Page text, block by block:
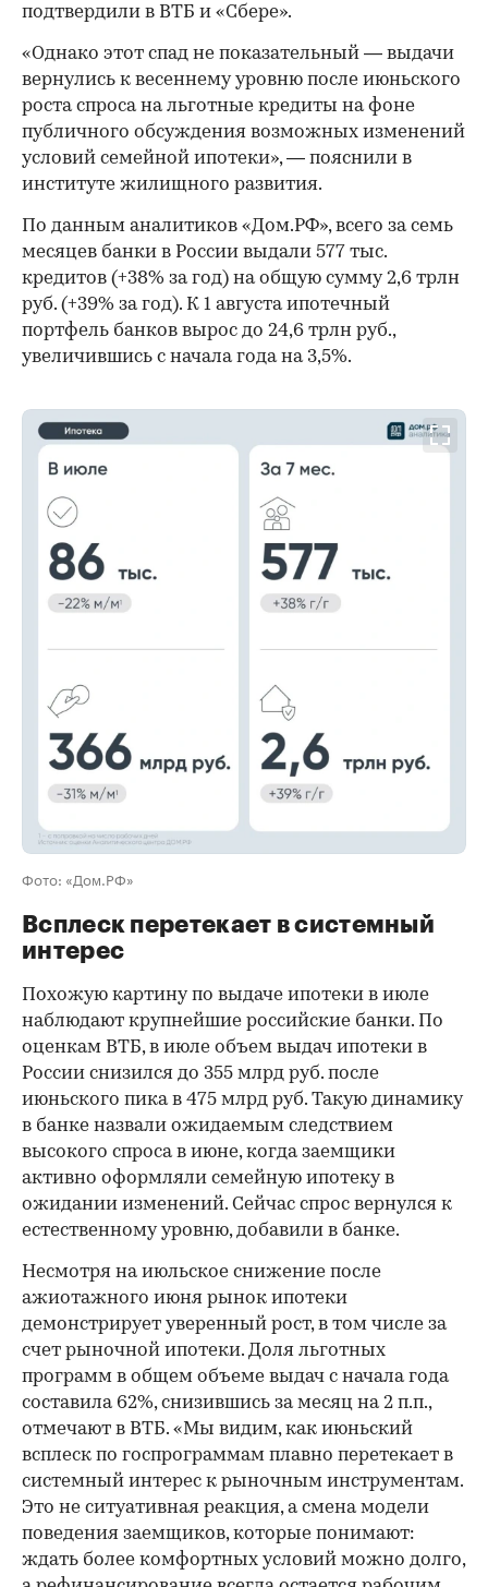
подтвердили в ВТБ и «Сбере».
«Однако этот спад не показательный — выдачи
вернулись к весеннему уровню после июньского
роста спроса на льготные кредиты на фоне
публичного обсуждения возможных изменений
условий семейной ипотеки», — пояснили в
институте жилищного развития.
По данным аналитиков «Дом.РФ», всего за семь
месяцев банки в России выдали 577 тыс.
кредитов (+38% за год) на общую сумму 2,6 трлн
руб. (+39% за год). К 1 августа ипотечный
портфель банков вырос до 24,6 трлн руб.,
увеличившись с начала года на 3,5%.
Фото: «Дом.РФ»
Всплеск перетекает в системный
интерес
Похожую картину по выдаче ипотеки в июле
наблюдают крупнейшие российские банки. По
оценкам ВТБ, в июле объем выдач ипотеки в
России снизился до 355 млрд руб. после
июньского пика в 475 млрд руб. Такую динамику
в банке назвали ожидаемым следствием
высокого спроса в июне, когда заемщики
активно оформляли семейную ипотеку в
ожидании изменений. Сейчас спрос вернулся к
естественному уровню, добавили в банке.
Несмотря на июльское снижение после
ажиотажного июня рынок ипотеки
демонстрирует уверенный рост, в том числе за
счет рыночной ипотеки. Доля льготных
программ в общем объеме выдач с начала года
составила 62%, снизившись за месяц на 2 п.п.,
отмечают в ВТБ. «Мы видим, как июньский
всплеск по госпрограммам плавно перетекает в
системный интерес к рыночным инструментам.
Это не ситуативная реакция, а смена модели
поведения заемщиков, которые понимают:
ждать более комфортных условий можно долго,